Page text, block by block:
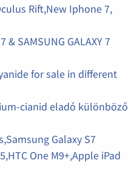
Rift,New Iphone 7,
& SAMSUNG GALAXY 7
for sale in different
cianid eladó különböző
Galaxy S7
One M9+,Apple iPad